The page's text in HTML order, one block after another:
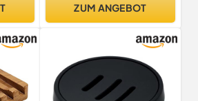
Seifenhalter, Seifenteller
ZUM ANGEBOT